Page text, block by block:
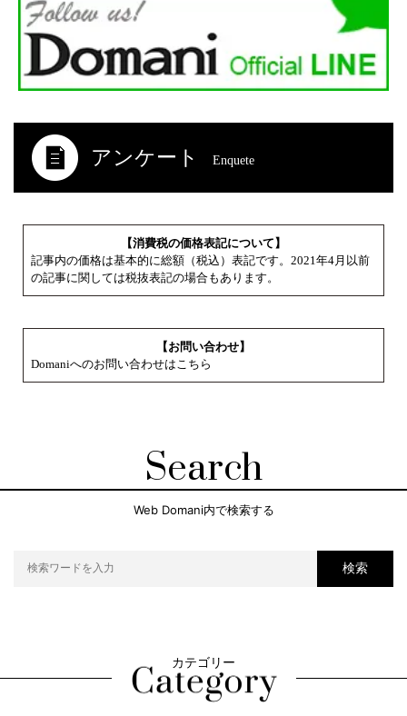
アンケート Enquete
【消費税の価格表記について】
記事内の価格は基本的に総額（税込）表記です。2021年4月以前
の記事に関しては税抜表記の場合もあります。
【お問い合わせ】
Domaniへのお問い合わせはこちら
Search
Web Domani内で検索する
検索
カテゴリー